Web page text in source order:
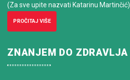
(Za sve upite nazvati Katarinu Martinčić)
PROČITAJ VIŠE
ZNANJEM DO ZDRAVLJA